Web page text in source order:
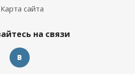
Карта сайта
на связи